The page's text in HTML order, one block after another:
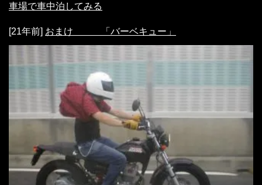
車場で車中泊してみる
[21年前] おまけ 「バーベキュー」